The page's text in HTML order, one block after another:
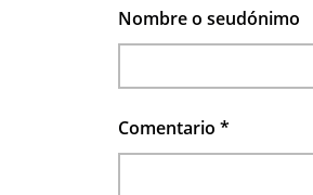
Nombre o seudónimo
Comentario *